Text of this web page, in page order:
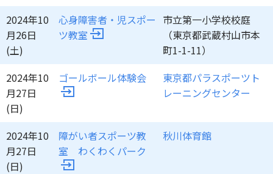
2024年10
月26日
(土)
心身障害者・児スポー
ツ教室
市立第一小学校校庭
（東京都武蔵村山市本
町1-1-11）
2024年10
月27日
(日)
ゴールボール体験会
東京都パラスポーツト
レーニングセンター
2024年10
月27日
(日)
障がい者スポーツ教
室 わくわくパーク
秋川体育館